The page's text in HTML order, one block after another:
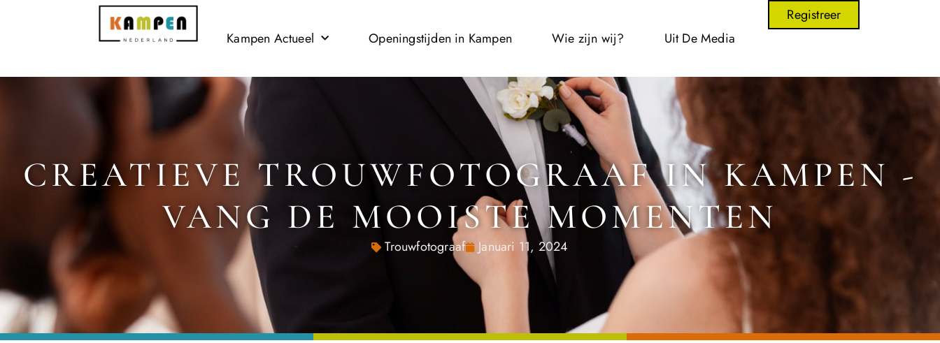
Kampen Actueel Openingstijden in Kampen Wie zijn wij? Uit De Media
Registreer
CREATIEVE TROUWFOTOGRAAF IN KAMPEN -
VANG DE MOOISTE MOMENTEN
Trouwfotograaf Januari 11, 2024